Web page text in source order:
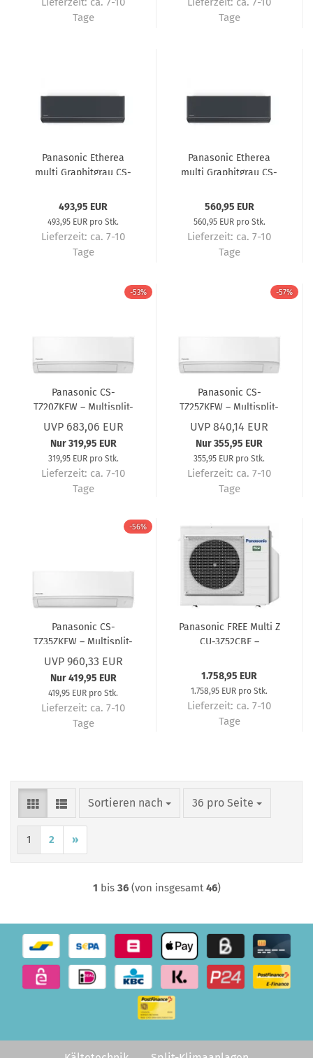
Tage
Tage
Panasonic Etherea
multi Graphitgrau CS-
Multisplit-Wandgerät
2,5 kW R32 – Multisplit-
Klimaanlage
493,95 EUR
493,95 EUR pro Stk.
Lieferzeit: ca. 7-10
Tage
Panasonic Etherea
multi Graphitgrau CS-
Multisplit-Wandgerät
3,5 kW R32 – Multisplit-
Klimaanlage
560,95 EUR
560,95 EUR pro Stk.
Lieferzeit: ca. 7-10
Tage
-53%
Panasonic CS-
TZ20ZKEW – Multisplit-
Wandgerät 2,0 kW R32
– Multisplit-
Klimaanlage
UVP 683,06 EUR
Nur 319,95 EUR
319,95 EUR pro Stk.
Lieferzeit: ca. 7-10
Tage
-57%
Panasonic CS-
TZ25ZKEW – Multisplit-
Wandgerät 2,5 kW R32
– Multisplit-
Klimaanlage
UVP 840,14 EUR
Nur 355,95 EUR
355,95 EUR pro Stk.
Lieferzeit: ca. 7-10
Tage
-56%
Panasonic CS-
TZ35ZKEW – Multisplit-
Wandgerät 3,5 kW R32
– Multisplit-
Klimaanlage
UVP 960,33 EUR
Nur 419,95 EUR
419,95 EUR pro Stk.
Lieferzeit: ca. 7-10
Tage
Panasonic FREE Multi Z
CU-3Z52CBE –
Innengeräte 5,2 kW R32
– Multisplit-
Klimaanlage
1.758,95 EUR
1.758,95 EUR pro Stk.
Lieferzeit: ca. 7-10
Tage
Sortieren nach
Sortieren nach 36 pro Seite
pro Seite
1 2 »
1 bis 36(von insgesamt46)